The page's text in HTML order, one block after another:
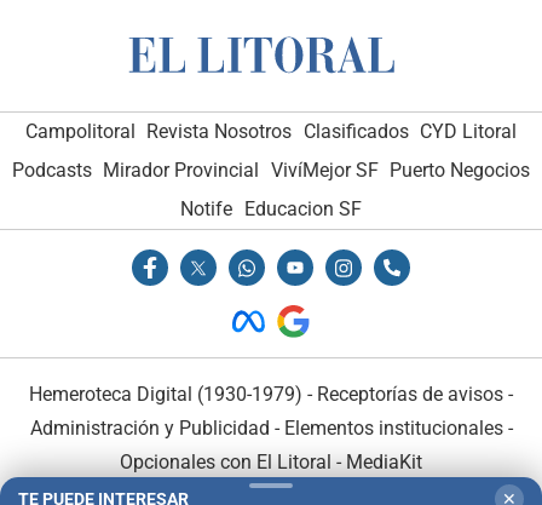
Campolitoral Revista Nosotros Clasificados CYD Litoral
Podcasts Mirador Provincial VivíMejor SF Puerto Negocios
Notife Educacion SF
Hemeroteca Digital (1930-1979) - Receptorías de avisos -
Administración y Publicidad - Elementos institucionales-
Opcionales con El Litoral - MediaKit
TE PUEDE INTERESAR ✕